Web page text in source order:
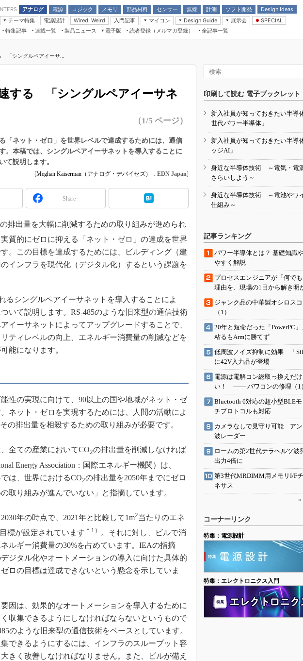
アナログ
電源
ロジック
メモリ
部品材料
受動部品
センサー 無線 計測 ソフト開発
Design Ideas
アナログ機能回路
計測とテスト
Wired, Weird
テーマ特集
電源設計 Wired, Weird
入門記事
モーター入門
マイコン
マイコン講座
Design Guide
計測機器
展示会
CEATEC
組込み/エッジコンピューティング展
人とくるま展
SPECIAL
Microchip情報
特集記事
連載一覧
底”活
コン
知識
とノイ
動入門講
設計」
験はど
Thread
Z-Wave
製品ニュース
電子版
電子ブックレット
読者登録（メルマガ登録） 全記事一覧
「シングルペアイーサ...
する 「シングルペアイーサネ
（1/5 ページ）
「ネット・ゼロ」を世界レベルで達成するためには、通信
。本稿では、シングルペアイーサネットを導入することに
て説明します。
[Meghan Kaiserman（アナログ・デバイセズ） ， EDN Japan]
Share
の排出量を大幅に削減するための取り組みが進められ
質的にゼロに抑える「ネット・ゼロ」の達成を世界
。この目標を達成するためには、ビルディング（建
インフラを現代化（デジタル化）するという課題を
るシングルペアイーサネットを導入することによ
いて説明します。RS-485のような旧来型の通信技術
イーサネットによってアップグレードすることで、
ティレベルの向上、エネルギー消費量の削減などを
能になります。
性の実現に向けて、90以上の国や地域がネット・ゼ
ネット・ゼロを実現するためには、人間の活動によ
の排出量を相殺するための取り組みが必要です。
全ての産業においてCO2の排出量を削減しなければ
Energy Association：国際エネルギー機関）は、
は、世界におけるCO2の排出量を2050年までにゼロ
取り組みが進んでいない」と指摘しています。
年の時点で、2021年と比較して1m2当たりのエネ
標が設定されています ＊1） 。それに対し、ビルで消
ルギー消費量の30%を占めています。IEAの指摘
ジタル化やオートメーションの導入に向けた具体的
ロの目標は達成できないという懸念を示していま
因は、効果的なオートメーションを導入するために
収集できるようにしなければならないというもので
のような旧来型の通信技術をベースとしています。
できるようにするには、インフラのスループット容
きく改善しなければなりません。また、ビルが備え
印刷して読む 電子ブックレット
新入社員が知っておきたい半導
世代パワー半導体」
新入社員が知っておきたい半導
ッジAI」
身近な半導体技術 ～電気・電
さらいしよう～
身近な半導体技術 ～電池やワ
仕組み～
記事ランキング
パワー半導体とは？ 基礎知識
やすく解説
プロセスエンジニアが「何で
理由を、現場の1日から解き明
ジャンク品の中華製オシロス
（1）
20年と短命だった「PowerPC」
粘るもArmに勝てず
低周波ノイズ抑制に効果 「
に42V入力品が登場
電源は電解コン総取っ換えだ
い！ ―― パワコンの修理（1
Bluetooth 6対応の超小型BLE
チプロトコルも対応
カメラなしで見守り可能 アン
波レーダー
ロームの第2世代テラヘルツ波
出力4倍に
第3世代MRDIMM用メモリI/F
ネサス
»
コーナーリンク
特集：電源設計
特集：エレクトロニクス入門